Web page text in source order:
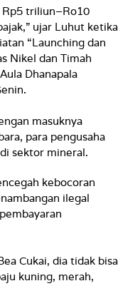
Rp5 triliun–Ro10
ujar Luhut ketika
“Launching dan
Nikel dan Timah
Dhanapala
masuknya
para pengusaha
sektor mineral.
kebocoran
ilegal
Cukai, dia tidak bisa
kuning, merah,